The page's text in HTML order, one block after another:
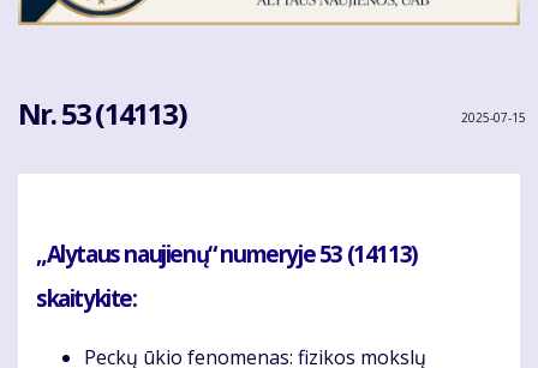
Nr. 53 (14113) 2025-07-15
„Alytaus naujienų“ numeryje 53 (14113)
skaitykite:
Peckų ūkio fenomenas: fizikos mokslų